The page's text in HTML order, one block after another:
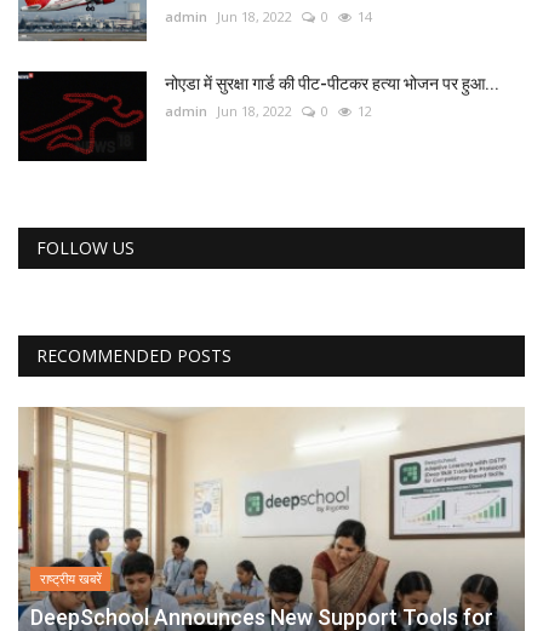
admin Jun 18, 2022 0 14
नोएडा में सुरक्षा गार्ड की पीट-पीटकर हत्या भोजन पर हुआ...
admin Jun 18, 2022 0 12
FOLLOW US
RECOMMENDED POSTS
राष्ट्रीय खबरें
DeepSchool Announces New Support Tools for